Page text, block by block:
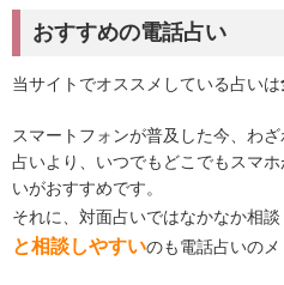
おすすめの電話占い
当サイトでオススメしている占いは
スマートフォンが普及した今、わ
占いより、いつでもどこでもスマ
いがおすすめです。
それに、対面占いではなかなか相談
と相談しやすいのも電話占いのメ